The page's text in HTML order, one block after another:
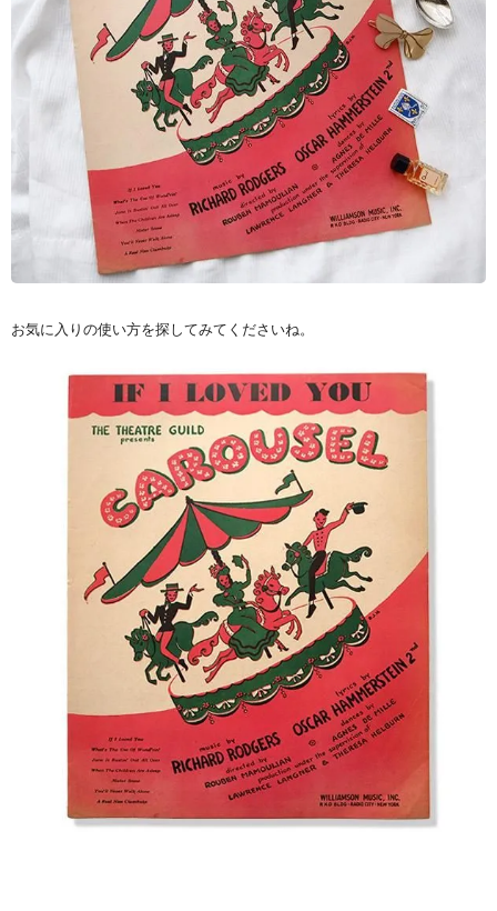
お気に入りの使い方を探してみてくださいね。